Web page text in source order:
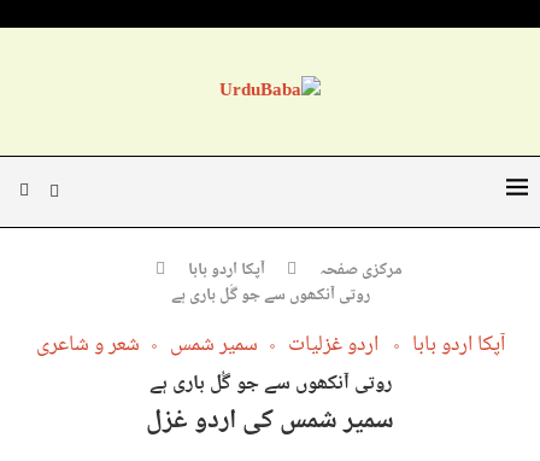
مرکزی صفحہ
آپکا اردو بابا
روتی آنکھوں سے جو گُل باری ہے
آپکا اردو بابا اردو غزلیات سمیر شمس شعر و شاعری
روتی آنکھوں سے جو گُل باری ہے
سمیر شمس کی اردو غزل